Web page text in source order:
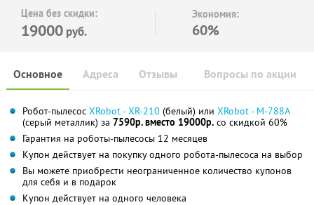
Цена без скидки:
19000 руб.
Экономия:
60%
Основное Отзывы Вопросы по акции
Адреса
Робот-пылесос XRobot - XR-210 (белый) или XRobot - M-788A
(серый металлик) за 7590р. вместо 19000р. со скидкой 60%
Гарантия на роботы-пылесосы 12 месяцев
Купон действует на покупку одного робота-пылесоса на выбор
Вы можете приобрести неограниченное количество купонов
для себя и в подарок
Купон действует на одного человека